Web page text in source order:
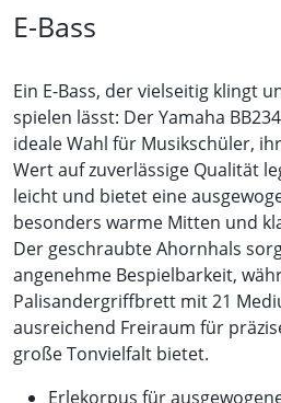
E-Bass
Ein E-Bass, der vielseitig klingt
spielen lässt: Der Yamaha
ideale Wahl für Musikschüler,
Wert auf zuverlässige Qualität
leicht und bietet eine
besonders warme Mitten und
Der geschraubte Ahornhals
angenehme Bespielbarkeit,
Palisandergriffbrett mit 21
ausreichend Freiraum für
große Tonvielfalt bietet.
Erlekorpus für